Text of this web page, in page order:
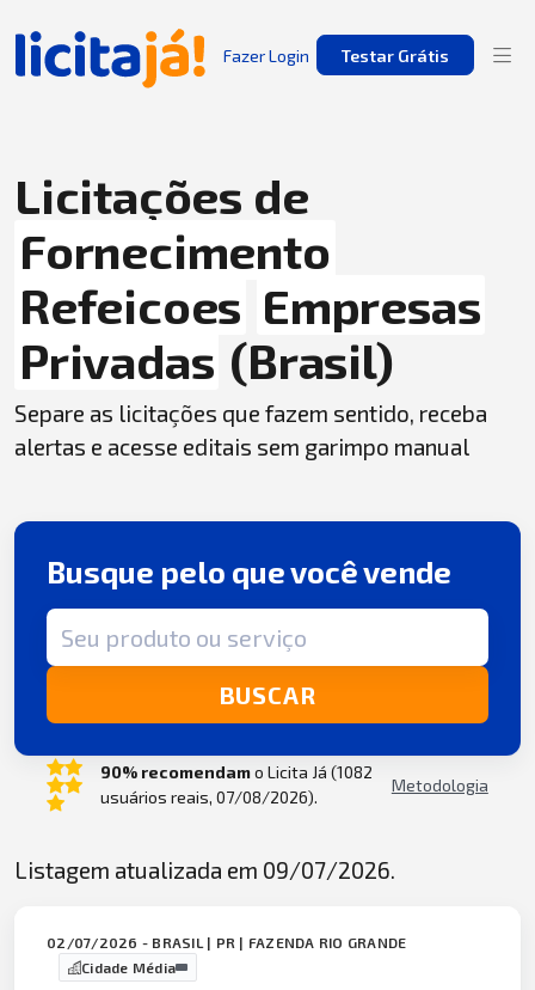
Fazer Login Testar Grátis
Licitações de
Fornecimento
Refeicoes Empresas
Privadas (Brasil)
Separe as licitações que fazem sentido, receba
alertas e acesse editais sem garimpo manual
Busque pelo que você vende
Termo de busca
BUSCAR
90% recomendamo Licita Já (1082
usuários reais, 07/08/2026).
Metodologia
Listagem atualizada em 09/07/2026.
02/07/2026 - BRASIL | PR | FAZENDA RIO GRANDE
Cidade Média